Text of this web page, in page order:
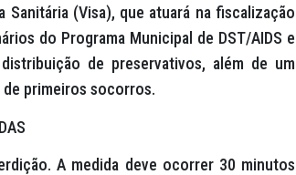
(Visa), que atuará na fiscalização
do Programa Municipal de DST/AIDS e
de preservativos, além de um
de primeiros socorros.
A medida deve ocorrer 30 minutos